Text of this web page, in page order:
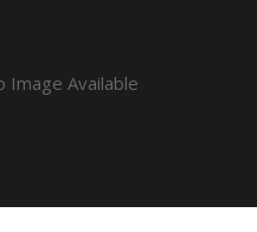
Image Available